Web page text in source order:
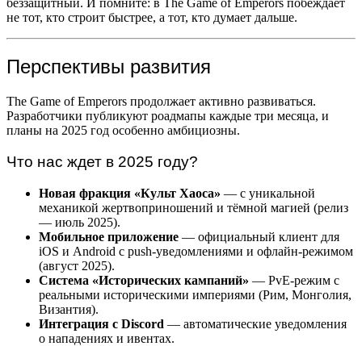
беззащитный. И помните: в The Game of Emperors побеждает
не тот, кто строит быстрее, а тот, кто думает дальше.
Перспективы развития
The Game of Emperors продолжает активно развиваться.
Разработчики публикуют роадмапы каждые три месяца, и
планы на 2025 год особенно амбициозны.
Что нас ждет в 2025 году?
Новая фракция «Культ Хаоса» — с уникальной
механикой жертвоприношений и тёмной магией (релиз
— июль 2025).
Мобильное приложение — официальный клиент для
iOS и Android с push-уведомлениями и офлайн-режимом
(август 2025).
Система «Исторических кампаний» — PvE-режим с
реальными историческими империями (Рим, Монголия,
Византия).
Интеграция с Discord — автоматические уведомления
о нападениях и ивентах.